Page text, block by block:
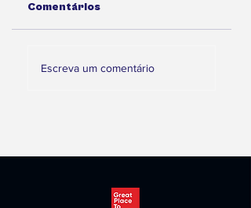
Comentários
Escreva um comentário